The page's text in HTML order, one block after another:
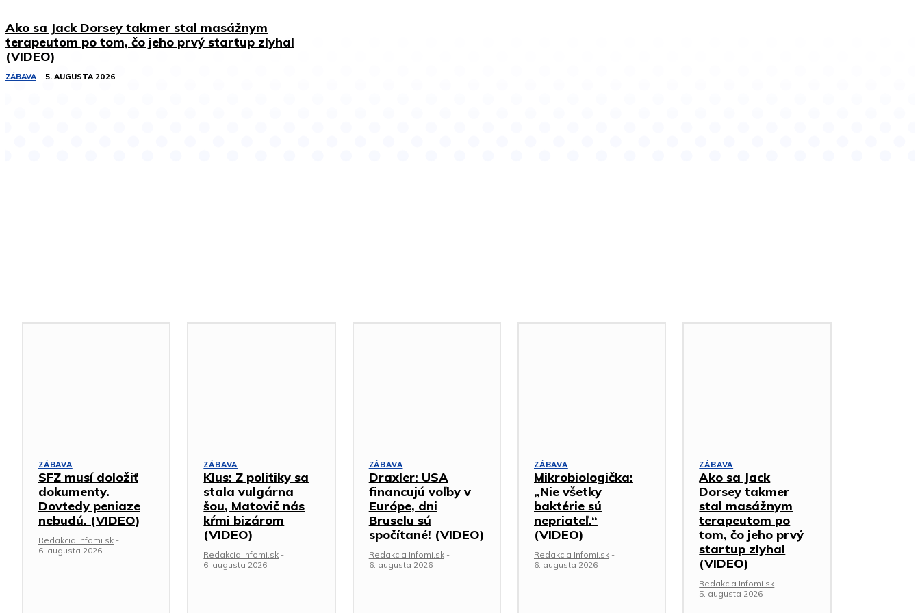
Ako sa Jack Dorsey takmer stal masážnym
terapeutom po tom, čo jeho prvý startup zlyhal
(VIDEO)
ZÁBAVA 5. AUGUSTA 2026
ZÁBAVA
SFZ musí doložiť
dokumenty.
Dovtedy peniaze
nebudú. (VIDEO)
Redakcia Infomi.sk -
6. augusta 2026
ZÁBAVA
Klus: Z politiky sa
stala vulgárna
šou, Matovič nás
kŕmi bizárom
(VIDEO)
Redakcia Infomi.sk -
6. augusta 2026
ZÁBAVA
Draxler: USA
financujú voľby v
Európe, dni
Bruselu sú
spočítané! (VIDEO)
Redakcia Infomi.sk -
6. augusta 2026
ZÁBAVA
Mikrobiologička:
„Nie všetky
baktérie sú
nepriateľ.“
(VIDEO)
Redakcia Infomi.sk -
6. augusta 2026
ZÁBAVA
Ako sa Jack
Dorsey takmer
stal masážnym
terapeutom po
tom, čo jeho prvý
startup zlyhal
(VIDEO)
Redakcia Infomi.sk -
5. augusta 2026